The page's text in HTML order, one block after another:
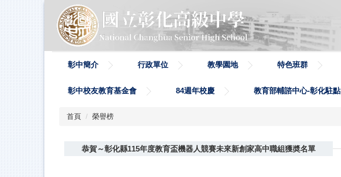
彰中簡介 行政單位 教學園地 特色班群
彰中校友教育基金會 84週年校慶 教育部輔諮中心-彰化駐點
首頁 榮譽榜
恭賀～彰化縣115年度教育盃機器人競賽未來新創家高中職組獲奬名單